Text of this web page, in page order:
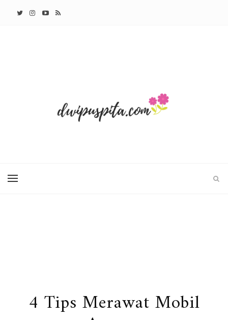
4 Tips Merawat Mobil